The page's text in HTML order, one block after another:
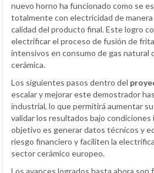
nuevo horno ha funcionado como se
totalmente con electricidad de
calidad del producto final. Este logro
electrificar el proceso de fusión de
intensivos en consumo de gas natural
cerámica.
Los siguientes pasos dentro del
escalar y mejorar este demostrador
industrial, lo que permitirá aumentar
validar los resultados bajo condiciones
objetivo es generar datos técnicos y
riesgo financiero y faciliten la
sector cerámico europeo.